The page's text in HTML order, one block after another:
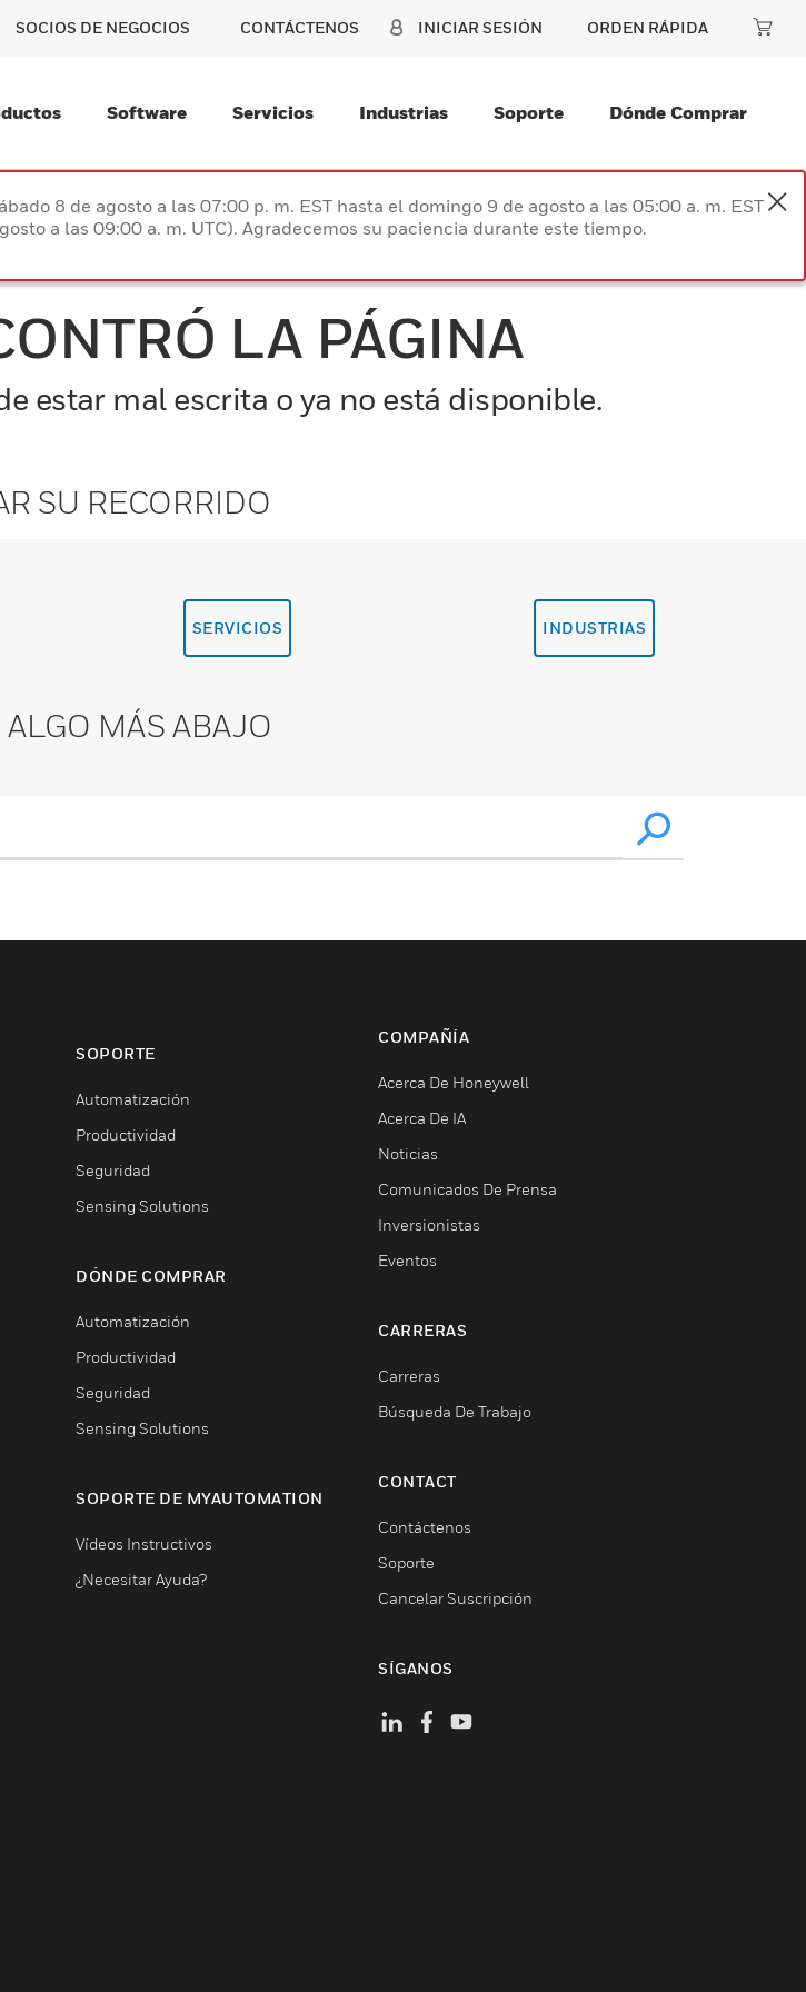
SOCIOS DE NEGOCIOS CONTÁCTENOS INICIAR SESIÓN ORDEN RÁPIDA
Software Servicios Industrias Soporte Dónde Comprar
8 de agosto a las 07:00 p. m. EST hasta el domingo 9 de agosto a las 05:00 a. m. EST
a las 09:00 a. m. UTC). Agradecemos su paciencia durante este tiempo.
LA PÁGINA
estar mal escrita o ya no está disponible.
SU RECORRIDO
SERVICIOS INDUSTRIAS
ALGO MÁS ABAJO
SOPORTE
Automatización
Productividad
Seguridad
Sensing Solutions
DÓNDE COMPRAR
Automatización
Productividad
Seguridad
Sensing Solutions
SOPORTE DE MYAUTOMATION
Vídeos Instructivos
¿Necesitar Ayuda?
COMPAÑÍA
Acerca De Honeywell
Acerca De IA
Noticias
Comunicados De Prensa
Inversionistas
Eventos
CARRERAS
Carreras
Búsqueda De Trabajo
CONTACT
Contáctenos
Soporte
Cancelar Suscripción
SÍGANOS